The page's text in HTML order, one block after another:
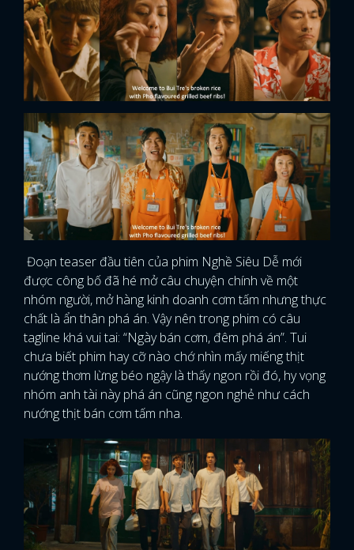
Đoạn teaser đầu tiên của phim Nghề Siêu Dễ mới
được công bố đã hé mở câu chuyện chính về một
nhóm người, mở hàng kinh doanh cơm tấm nhưng thực
chất là ẩn thân phá án. Vậy nên trong phim có câu
tagline khá vui tai: “Ngày bán cơm, đêm phá án”. Tui
chưa biết phim hay cỡ nào chớ nhìn mấy miếng thịt
nướng thơm lừng béo ngậy là thấy ngon rồi đó, hy vọng
nhóm anh tài này phá án cũng ngon nghẻ như cách
nướng thịt bán cơm tấm nha.